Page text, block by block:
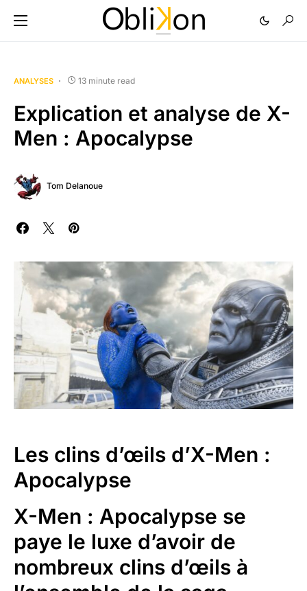
ANALYSES 13 minute read
Explication et analyse de X-
Men : Apocalypse
Tom Delanoue
Les clins d’œils d’X-Men :
Apocalypse
X-Men : Apocalypse se
paye le luxe d’avoir de
nombreux clins d’œils à